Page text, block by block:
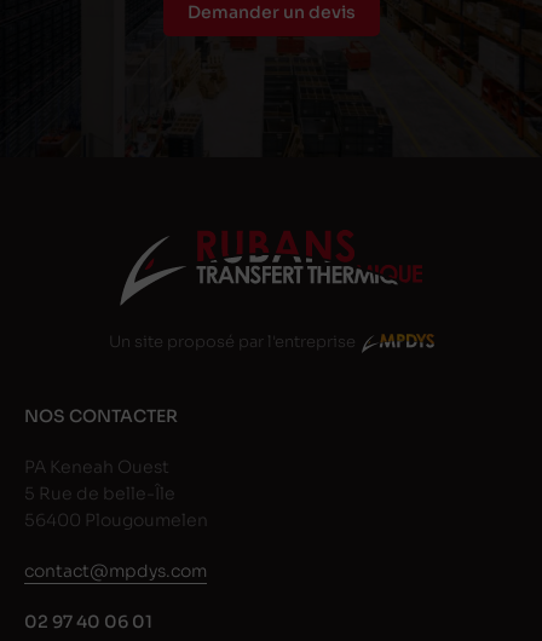
Demander un devis
Un site proposé par l'entreprise
NOS CONTACTER
PA Keneah Ouest
5 Rue de belle-Île
56400 Plougoumelen
contact@mpdys.com
02 97 40 06 01